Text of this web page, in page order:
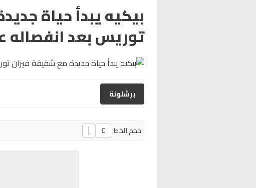
بيكيه يبدأ حياة
توريس بعد انفصاله
برشلونة
حجم الخط: